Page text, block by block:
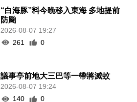
“白海豚”料今晚移入東海 多地提前
防颱
2026-08-07 19:27
261
0
議事亭前地大三巴等一帶將滅蚊
2026-08-07 19:24
140
0